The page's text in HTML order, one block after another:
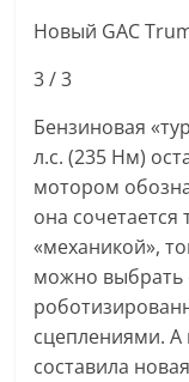
Новый GAC
3/ 3
Бензиновая
л.с. (235 Нм)
мотором
она сочетается
«механикой»,
можно выбрать
сцеплениями.
составила